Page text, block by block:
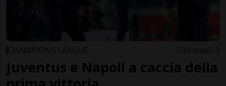
CHAMPIONS LEAGUE 10 mesi 3
Juventus e Napoli a caccia della